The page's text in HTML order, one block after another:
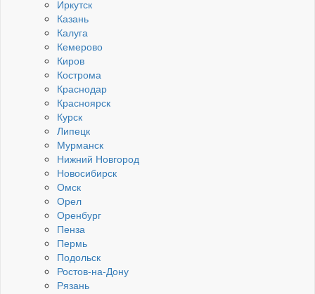
Иркутск
Казань
Калуга
Кемерово
Киров
Кострома
Краснодар
Красноярск
Курск
Липецк
Мурманск
Нижний Новгород
Новосибирск
Омск
Орел
Оренбург
Пенза
Пермь
Подольск
Ростов-на-Дону
Рязань